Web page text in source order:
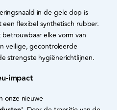
in de gele dop is
flexibel synthetisch rubber.
elke vorm van
veilige, gecontroleerde
strengste hygiënerichtlijnen.
impact
onze nieuwe